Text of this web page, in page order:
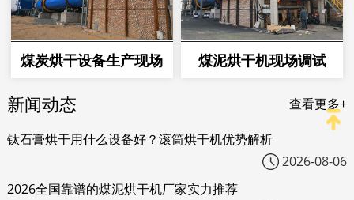
煤炭烘干设备生产现场 煤泥烘干机现场调试
新闻动态 查看更多+
钛石膏烘干用什么设备好？滚筒烘干机优势解析
2026-08-06
2026全国靠谱的煤泥烘干机厂家实力推荐